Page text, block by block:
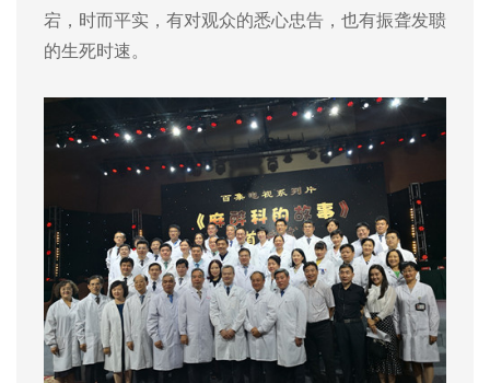
宕，时而平实，有对观众的悉心忠告，也有振聋发聩
的生死时速。